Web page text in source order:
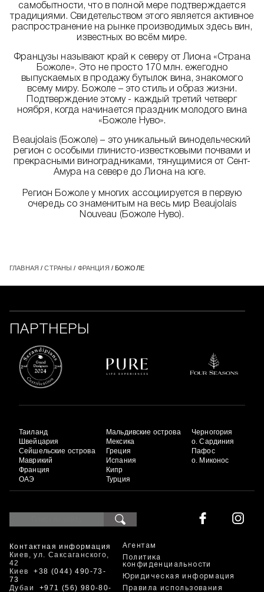
самобытности, что в полной мере подтверждается
традициями. Свидетельством этого является активное
распространение на рынке производимых здесь вин,
известных во всём мире.
Французы называют край к северу от Лиона «Страна
Божоле». Это не просто 170 млн. ежегодно
выпускаемых в продажу бутылок вина, знакомого
всему миру. Божоле – это стиль и образ жизни.
Подтверждение этому - каждый третий четверг
ноября, когда начинается праздник молодого вина
«Божоле Нуво».
Beaujolais (Божоле) – это уникальный винодельческий
регион с особыми глинисто-известковыми почвами и
прекрасными виноградниками, тянущимися от Сент-
Амура на севере до Лиона на юге.
Регион Божоле у многих ассоциируется в первую
очередь со знаменитым на весь мир Beaujolais
Nouveau (Божоле Нуво).
ГЛАВНАЯ /СТРАНЫ / ФРАНЦИЯ / БОЖОЛЕ
ПАРТНЕРЫ
Таиланд
Швейцария
Сейшельские острова
Маврикий
Франция
ОАЭ
Мальдивские острова
Мексика
Греция
Испания
Кипр
Турция
Черногория
о. Сардиния
Пафос
о. Миконос
Контактная информация
Киев, ул. Саксаганского,
42
Киев+38 (044) 490-73-
73
Дубаи +971 (56) 980-80-
Агентам
Политика
конфиденциальности
Юридическая информация
Правила использования